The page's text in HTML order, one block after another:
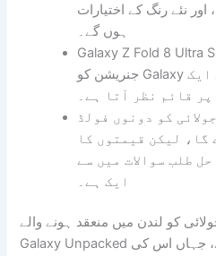
اور نئے رنگ کے اختیارات
ہوں گے۔
Galaxy Z Fold 8 Ultra
جنریشن کو Galaxy چپ کے لیے پیک کرتے ہوئے ایک
قائم نظر آتا ہے۔
توقع ہے کہ سام سنگ 22 جولائی کو دونوں فولڈ
گا، لیکن قیمتوں کا
طلب سوالات میں سے
ایک ہے۔
سنگ نے پہلے ہی 22 جولائی کو لندن میں منعقد ہونے والے
Galaxy Unpacked ایونٹ کی تصدیق کر دی ہے، جہاں اس کی